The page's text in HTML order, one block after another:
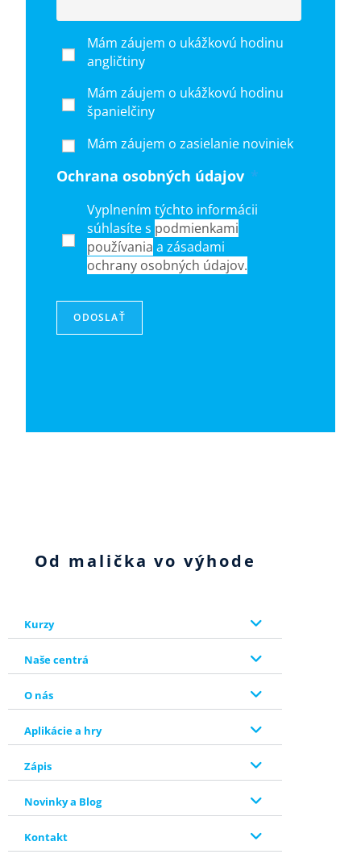
Mám záujem o ukážkovú hodinu
angličtiny
Mám záujem o ukážkovú hodinu
španielčiny
Mám záujem o zasielanie noviniek
Ochrana osobných údajov *
Vyplnením týchto informácii
súhlasíte s podmienkami
používania a zásadami
ochrany osobných údajov.
ODOSLAŤ
Od malička vo výhode
Kurzy
Naše centrá
O nás
Aplikácie a hry
Zápis
Novinky a Blog
Kontakt